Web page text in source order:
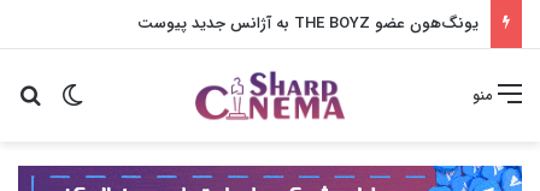
یونگ‌هون عضو THE BOYZ به آژانس جدید پیوست
تغییر منو